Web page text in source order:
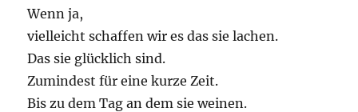
Wenn ja,
vielleicht schaffen wir es das sie lachen.
Das sie glücklich sind.
Zumindest für eine kurze Zeit.
Bis zu dem Tag an dem sie weinen.